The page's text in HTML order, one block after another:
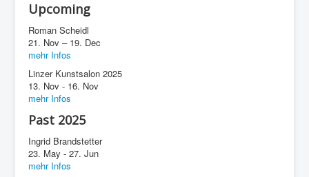
About
Past
Imprint
Contact
Upcoming
Roman Scheidl
21. Nov – 19. Dec
mehr Infos
Linzer Kunstsalon 2025
13. Nov - 16. Nov
mehr Infos
Past 2025
Ingrid Brandstetter
23. May - 27. Jun
mehr Infos